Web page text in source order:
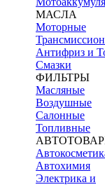
МАСЛА
Моторные
Антифриз и
Смазки
ФИЛЬТРЫ
Масляные
Воздушные
Салонные
Топливные
Автохимия
Электрика и